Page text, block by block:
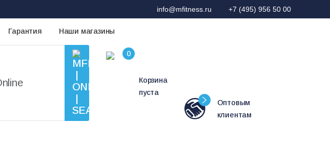
info@mfitness.ru +7 (495) 956 50 00
Гарантия Наши магазины
Корзина
пуста
Оптовым
клиентам